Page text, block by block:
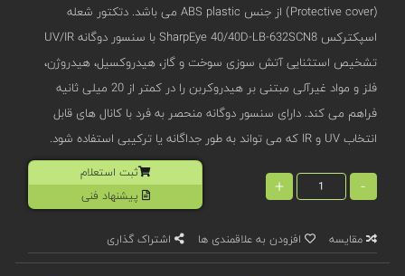
(Protective cover) از جنس ABS plastic می باشد. دتکتور شعله
اسپکترکس SharpEye 40/40D-LB-632SCN8 با سنسور دوگانه UV/IR
تشخیص استثنایی آتش سوزی سوخت و گاز، هیدروکسیل، هیدروژن،
فلز و مواد غیرآلی مبتنی بر هیدروکربن را در کمتر از 20 میلی ثانیه
فراهم می کند. دارای سنسور دوگانه منحصر به فرد با کانال های قابل
انتخاب UV و IR که می تواند به طور جداگانه یا ترکیبی استفاده شود.
-
+
ثبت استعلام
پیشنهاد فنی
مقایسه افزودن به علاقمندی ها اشتراک گذاری